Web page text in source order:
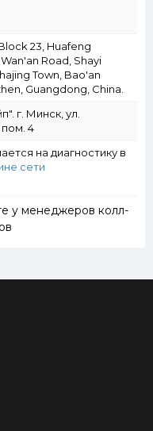
23, Huafeng
Road, Shayi
Town, Bao'an
Guangdong, China.
г. Минск, ул.
4
на диагностику в
сети
у менеджеров колл-